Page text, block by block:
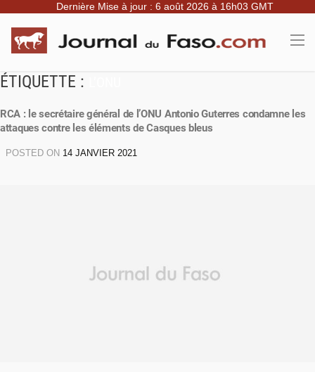
Dernière Mise à jour : 6 août 2026 à 16h03 GMT
ÉTIQUETTE :
RCA : le secrétaire général de l’ONU Antonio Guterres condamne les
attaques contre les éléments de Casques bleus
POSTED ON 14 JANVIER 2021